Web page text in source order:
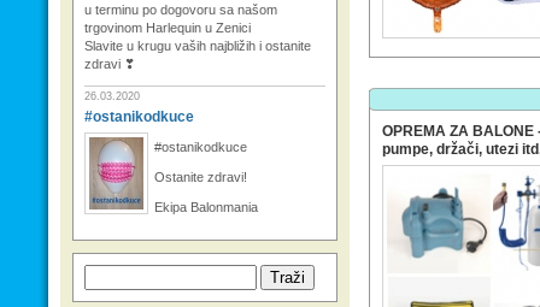
u terminu po dogovoru sa našom
trgovinom Harlequin u Zenici
Slavite u krugu vaših najbližih i ostanite
zdravi ❣
26.03.2020
#ostanikodkuce
#ostanikodkuce
Ostanite zdravi!
Ekipa Balonmania
OPREMA ZA BALONE
pumpe, držači, utezi